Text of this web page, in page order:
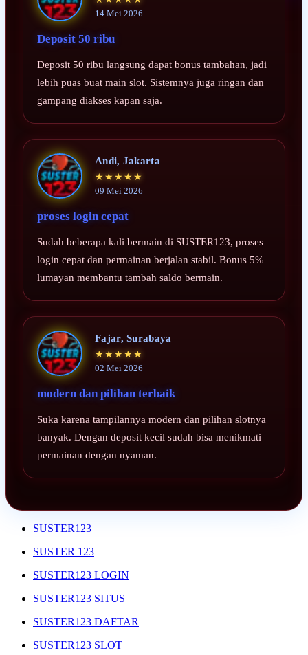
14 Mei 2026
Deposit 50 ribu
Deposit 50 ribu langsung dapat bonus tambahan, jadi
lebih puas buat main slot. Sistemnya juga ringan dan
gampang diakses kapan saja.
Andi, Jakarta
★★★★★
09 Mei 2026
proses login cepat
Sudah beberapa kali bermain di SUSTER123, proses
login cepat dan permainan berjalan stabil. Bonus 5%
lumayan membantu tambah saldo bermain.
Fajar, Surabaya
★★★★★
02 Mei 2026
modern dan pilihan terbaik
Suka karena tampilannya modern dan pilihan slotnya
banyak. Dengan deposit kecil sudah bisa menikmati
permainan dengan nyaman.
SUSTER123
SUSTER 123
SUSTER123 LOGIN
SUSTER123 SITUS
SUSTER123 DAFTAR
SUSTER123 SLOT